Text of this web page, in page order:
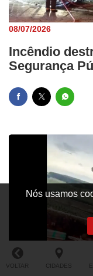
Nós usamos
08/07/2026
Incêndio
Segurança
08/07/2026
Quatro
VOLTAR CIDADES